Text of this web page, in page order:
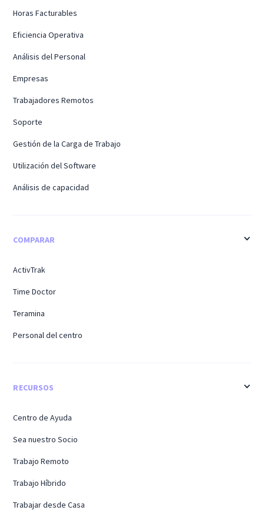
Horas Facturables
Eficiencia Operativa
Análisis del Personal
Empresas
Trabajadores Remotos
Soporte
Gestión de la Carga de Trabajo
Utilización del Software
Análisis de capacidad
COMPARAR
ActivTrak
Time Doctor
Teramina
Personal del centro
RECURSOS
Centro de Ayuda
Sea nuestro Socio
Trabajo Remoto
Trabajo Híbrido
Trabajar desde Casa